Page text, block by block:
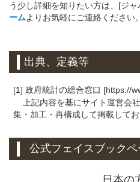
う少し詳細を知りたい方は、[ジ
ームよりお気軽にご連絡ください。
出典、定義等
[1] 政府統計の総合窓口 [https://
上記内容を基にサイト運営会
集・加工・再構成して掲載してお
公式フェイスブックペ
日本の